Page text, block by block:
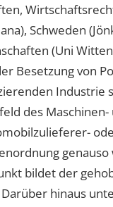
Schweden
(Uni
Besetzung von
Industrie
des Maschinen-
genauso
bildet der
hinaus